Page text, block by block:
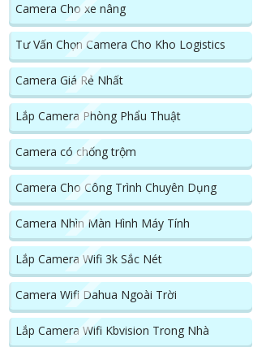
Camera Cho xe nâng
Tư Vấn Chọn Camera Cho Kho Logistics
Camera Giá Rẻ Nhất
Lắp Camera Phòng Phẩu Thuật
Camera có chống trộm
Camera Cho Công Trình Chuyên Dụng
Camera Nhìn Màn Hình Máy Tính
Lắp Camera Wifi 3k Sắc Nét
Camera Wifi Dahua Ngoài Trời
Lắp Camera Wifi Kbvision Trong Nhà